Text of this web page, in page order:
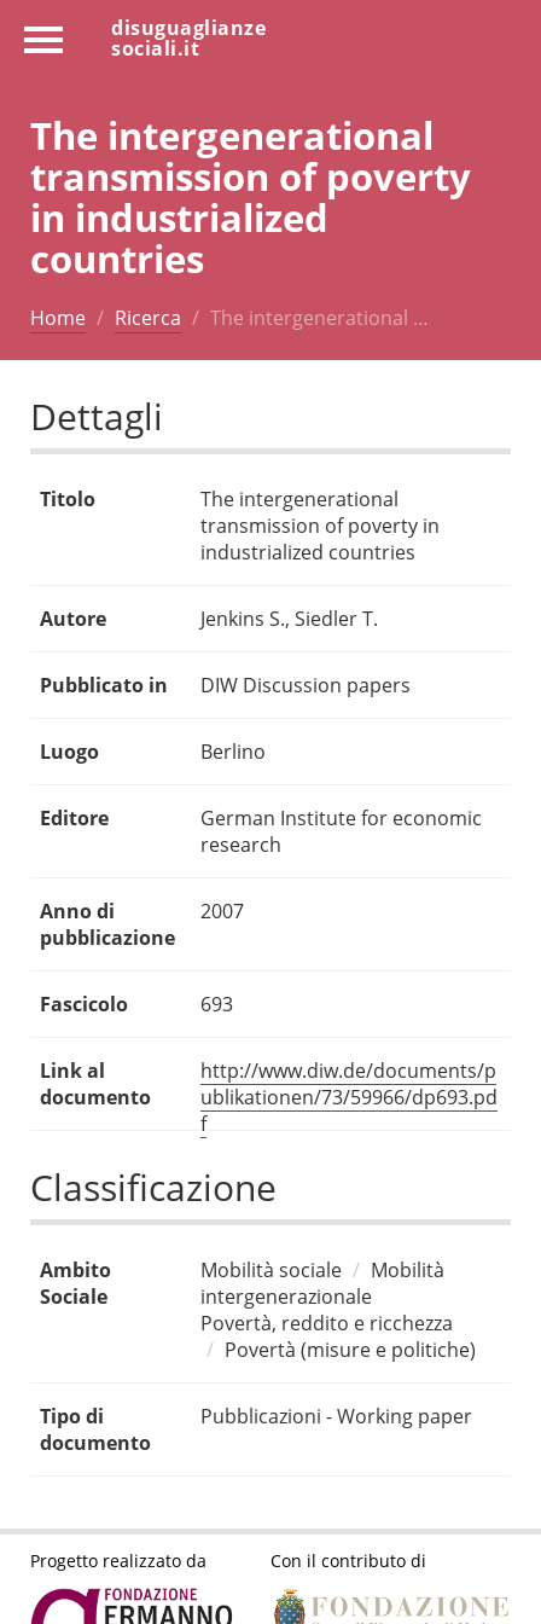
disuguaglianze
sociali.it
The intergenerational
transmission of poverty
in industrialized
countries
Home Ricerca The intergenerational …
Dettagli
Titolo
The intergenerational
transmission of poverty in
industrialized countries
Autore Jenkins S., Siedler T.
Pubblicato in DIW Discussion papers
Luogo Berlino
Editore
German Institute for economic
research
Anno di
pubblicazione
2007
Fascicolo 693
Link al
documento
http://www.diw.de/documents/p
ublikationen/73/59966/dp693.pd
f
Classificazione
Ambito
Sociale
Mobilità sociale
Mobilità
intergenerazionale
Povertà, reddito e ricchezza
Povertà (misure e politiche)
Tipo di
documento
Pubblicazioni - Working paper
Progetto realizzato da Con il contributo di